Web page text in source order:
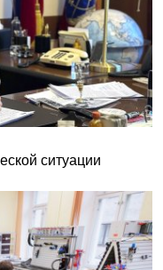
ситуации